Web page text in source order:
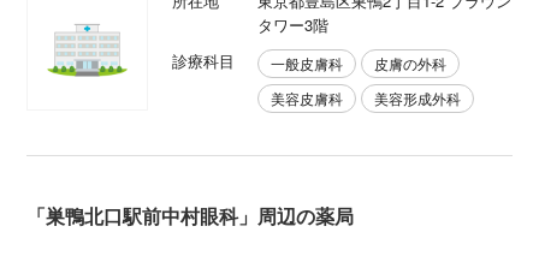
タワー3階
診療科目
一般皮膚科
皮膚の外科
美容皮膚科
美容形成外科
「巣鴨北口駅前中村眼科」周辺の薬局